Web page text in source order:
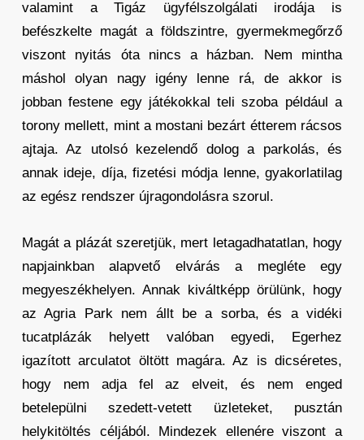
valamint a Tigáz ügyfélszolgálati irodája is
befészkelte magát a földszintre, gyermekmegőrző
viszont nyitás óta nincs a házban. Nem mintha
máshol olyan nagy igény lenne rá, de akkor is
jobban festene egy játékokkal teli szoba például a
torony mellett, mint a mostani bezárt étterem rácsos
ajtaja. Az utolsó kezelendő dolog a parkolás, és
annak ideje, díja, fizetési módja lenne, gyakorlatilag
az egész rendszer újragondolásra szorul.
Magát a plázát szeretjük, mert letagadhatatlan, hogy
napjainkban alapvető elvárás a megléte egy
megyeszékhelyen. Annak kiváltképp örülünk, hogy
az Agria Park nem állt be a sorba, és a vidéki
tucatplázák helyett valóban egyedi, Egerhez
igazított arculatot öltött magára. Az is dicséretes,
hogy nem adja fel az elveit, és nem enged
betelepülni szedett-vetett üzleteket, pusztán
helykitöltés céljából. Mindezek ellenére viszont a